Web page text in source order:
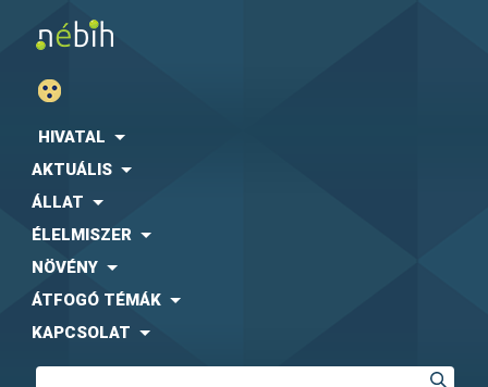
HIVATAL
AKTUÁLIS
ÁLLAT
ÉLELMISZER
NÖVÉNY
ÁTFOGÓ TÉMÁK
KAPCSOLAT